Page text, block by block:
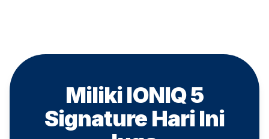
Miliki IONIQ 5
Signature Hari Ini